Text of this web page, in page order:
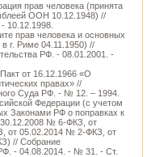
прав человека (принята
ООН 10.12.1948) //
10.12.1998.
прав человека и основных
г. Риме 04.11.1950) //
РФ. - 08.01.2001. -
от 16.12.1966 «О
правах» //
Суда РФ. - № 12. – 1994.
Федерации (с учетом
Законами РФ о поправках к
30.12.2008 № 6-ФКЗ, от
от 05.02.2014 № 2-ФКЗ, от
// Собрание
- 04.08.2014. - № 31. - Ст.